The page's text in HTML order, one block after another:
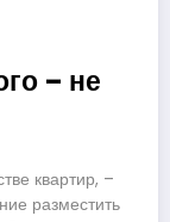
– не
квартир, –
разместить